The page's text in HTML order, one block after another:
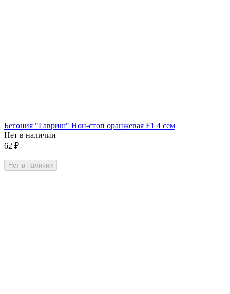
Бегония "Гавриш" Нон-стоп оранжевая F1 4 сем
Нет в наличии
62 ₽
Нет в наличии